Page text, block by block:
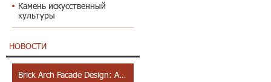
Камень искусственный
культуры
НОВОСТИ
Brick Arch Facade Design: A Closer Look at Yiwu Place